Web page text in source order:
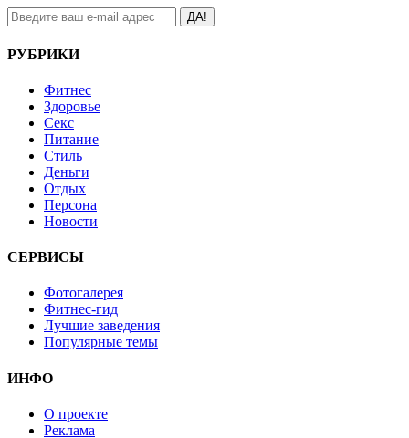
ДА!
РУБРИКИ
Фитнес
Здоровье
Секс
Питание
Стиль
Деньги
Отдых
Персона
Новости
СЕРВИСЫ
Фотогалерея
Фитнес-гид
Лучшие заведения
Популярные темы
ИНФО
О проекте
Реклама